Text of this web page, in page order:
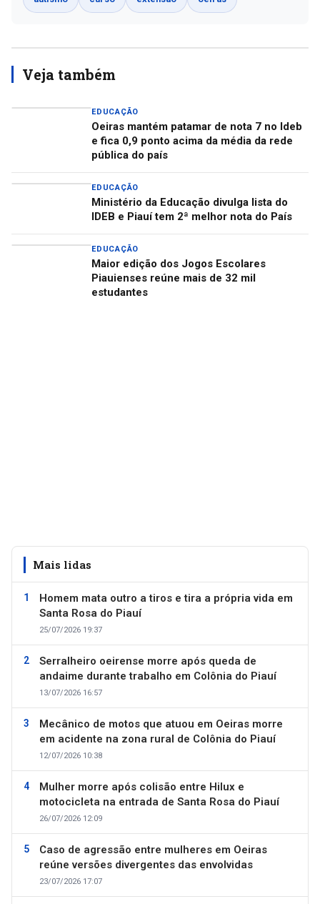
Veja também
EDUCAÇÃO
Oeiras mantém patamar de nota 7 no Ideb
e fica 0,9 ponto acima da média da rede
pública do país
EDUCAÇÃO
Ministério da Educação divulga lista do
IDEB e Piauí tem 2ª melhor nota do País
EDUCAÇÃO
Maior edição dos Jogos Escolares
Piauienses reúne mais de 32 mil
estudantes
Mais lidas
Homem mata outro a tiros e tira a própria vida em
Santa Rosa do Piauí
25/07/2026 19:37
Serralheiro oeirense morre após queda de
andaime durante trabalho em Colônia do Piauí
13/07/2026 16:57
Mecânico de motos que atuou em Oeiras morre
em acidente na zona rural de Colônia do Piauí
12/07/2026 10:38
Mulher morre após colisão entre Hilux e
motocicleta na entrada de Santa Rosa do Piauí
26/07/2026 12:09
Caso de agressão entre mulheres em Oeiras
reúne versões divergentes das envolvidas
23/07/2026 17:07